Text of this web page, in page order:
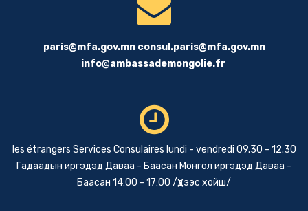
paris@mfa.gov.mn consul.paris@mfa.gov.mn
info@ambassademongolie.fr
les étrangers Services Consulaires lundi - vendredi 09.30 - 12.30
Гадаадын иргэдэд Даваа - Баасан Монгол иргэдэд Даваа -
Баасан 14:00 - 17:00 /Үдээс хойш/